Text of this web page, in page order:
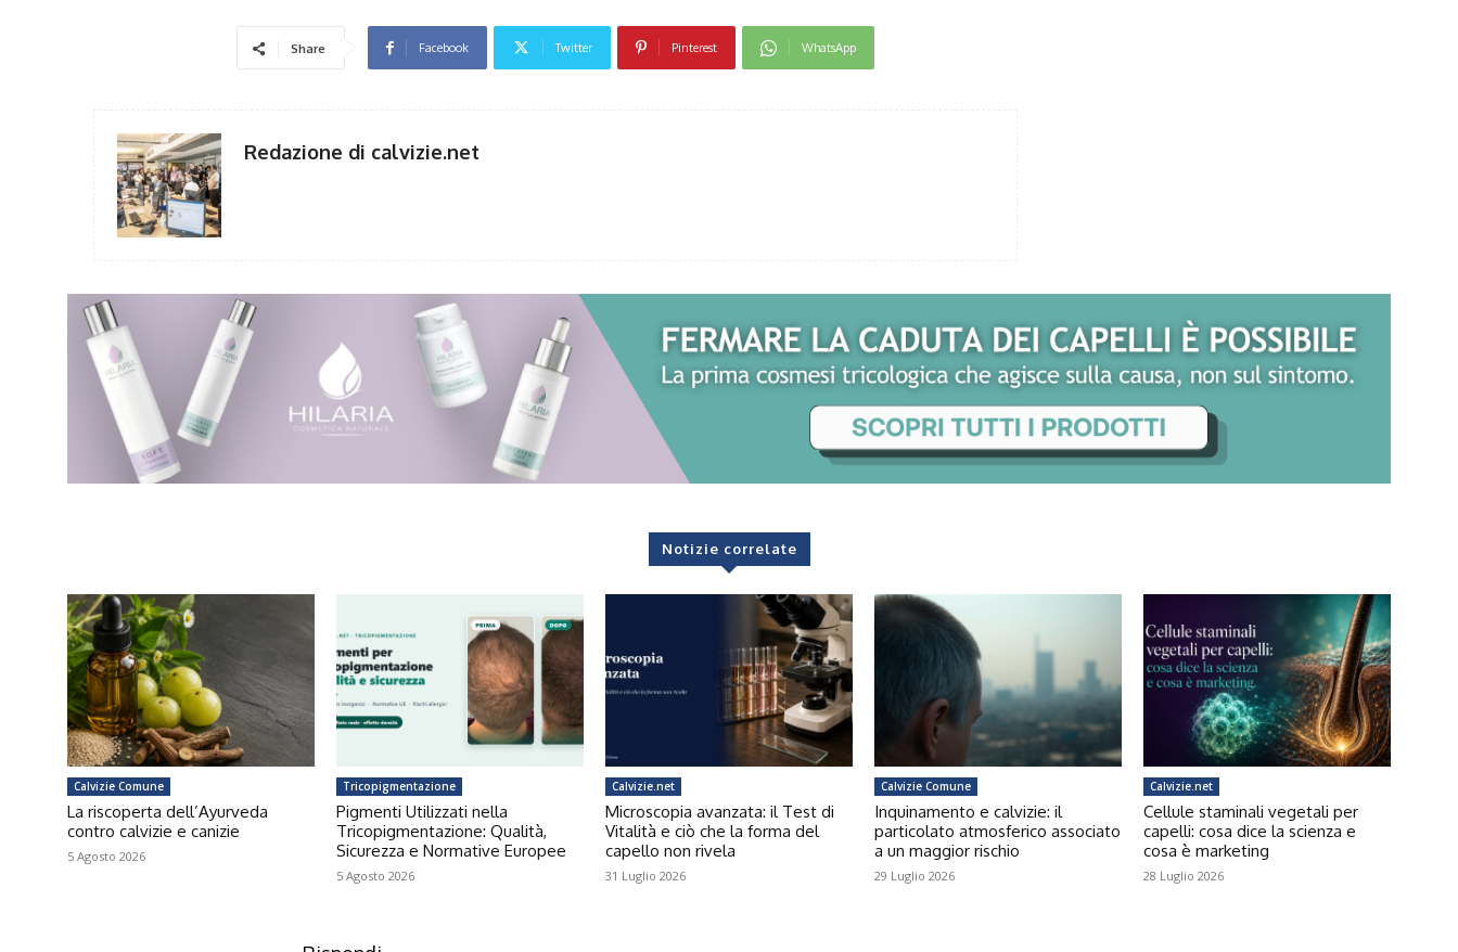
Share Facebook Twitter Pinterest WhatsApp
Redazione di calvizie.net
Notizie correlate
Calvizie Comune
La riscoperta dell’Ayurveda
contro calvizie e canizie
5 Agosto 2026
Tricopigmentazione
Pigmenti Utilizzati nella
Tricopigmentazione: Qualità,
Sicurezza e Normative Europee
5 Agosto 2026
Calvizie.net
Microscopia avanzata: il Test di
Vitalità e ciò che la forma del
capello non rivela
31 Luglio 2026
Calvizie Comune
Inquinamento e calvizie: il
particolato atmosferico associato
a un maggior rischio
29 Luglio 2026
Calvizie.net
Cellule staminali vegetali per
capelli: cosa dice la scienza e
cosa è marketing
28 Luglio 2026